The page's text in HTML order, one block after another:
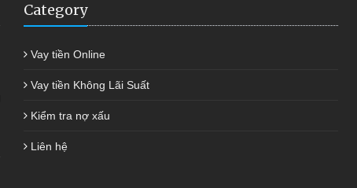
Category
Vay tiền Online
Vay tiền Không Lãi Suất
Kiểm tra nợ xấu
Liên hệ